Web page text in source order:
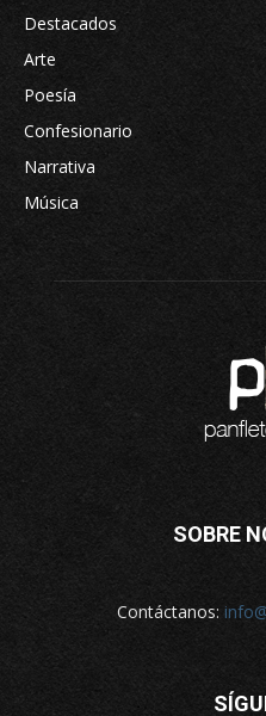
Destacados
Arte
Poesía
Confesionario
Narrativa
Música
SOBRE
Contáctanos: